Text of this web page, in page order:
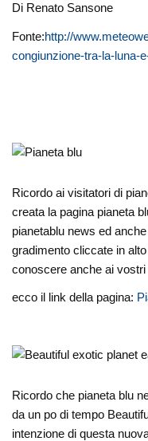
Di Renato Sansone
Fonte:http://
congiunzione-tra-la-luna-
Ricordo ai visitatori di
creata la pagina pianeta
pianetablu news ed
gradimento cliccate in
conoscere anche ai
ecco il link della pagina:
Ricordo che pianeta blu
da un po di tempo
intenzione di questa